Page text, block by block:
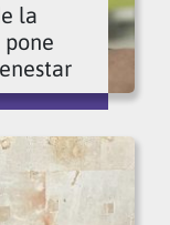
la
pone